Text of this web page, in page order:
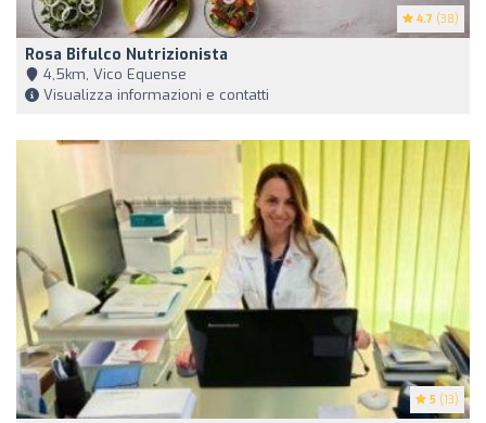
4.7 (38)
Rosa Bifulco Nutrizionista
4,5km, Vico Equense
Visualizza informazioni e contatti
5 (13)